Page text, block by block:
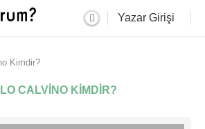
Yazar Girişi
Kimdir?
CALVINO KIMDIR?